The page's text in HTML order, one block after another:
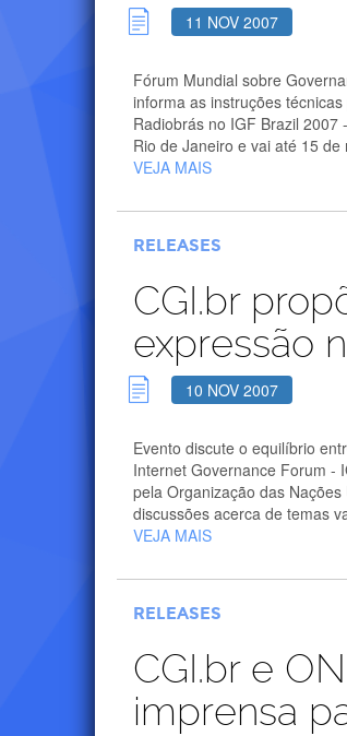
11 NOV 2007
Fórum Mundial sobre
informa as instruções
Radiobrás no IGF Brazil
Rio de Janeiro e vai até 15 de
VEJA MAIS
RELEASES
CGI.br
expressão
10 NOV 2007
Evento discute o equilíbrio
Internet Governance Forum -
pela Organização das
discussões acerca de temas
VEJA MAIS
RELEASES
CGI.br e
imprensa